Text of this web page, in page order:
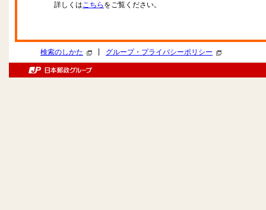
詳しくはこちら をご覧ください。
検索のしかた グループ・プライバシーポリシー